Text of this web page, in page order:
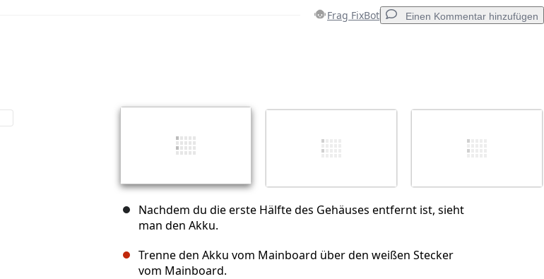
Frag FixBot Einen Kommentar hinzufügen
Kommentieren
Nachdem du die erste Hälfte des Gehäuses entfernt ist, sieht
man den Akku.
Trenne den Akku vom Mainboard über den weißen Stecker
vom Mainboard.